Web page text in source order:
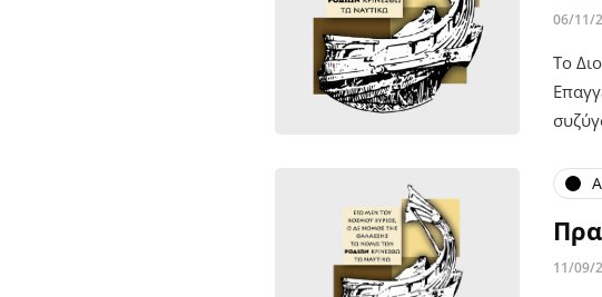
06/11/
Το
11/09/